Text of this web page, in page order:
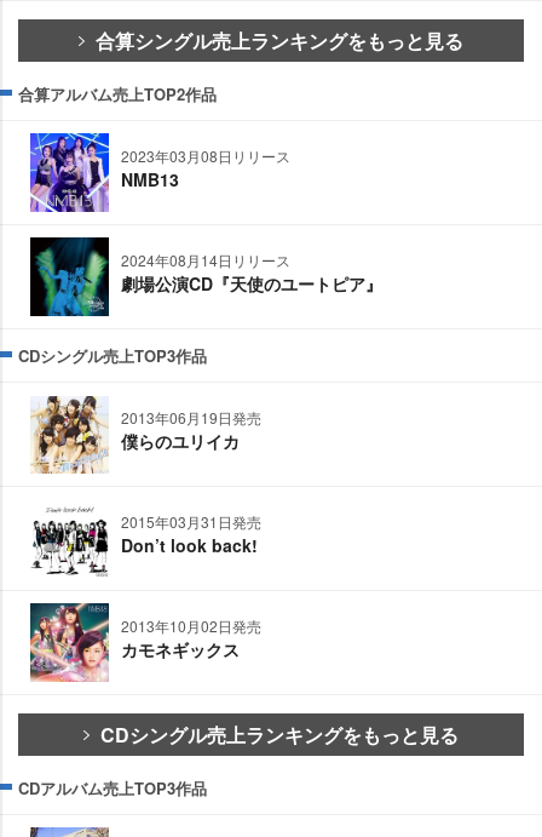
合算シングル売上ランキングをもっと見る
合算アルバム売上TOP2作品
2023年03月08日リリース
NMB13
2024年08月14日リリース
劇場公演CD『天使のユートピア』
CDシングル売上TOP3作品
2013年06月19日発売
僕らのユリイカ
2015年03月31日発売
Don’t look back!
2013年10月02日発売
カモネギックス
CDシングル売上ランキングをもっと見る
CDアルバム売上TOP3作品